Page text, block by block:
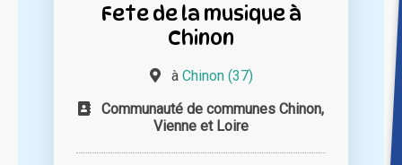
Fete de la musique à
Chinon
à Chinon (37)
Communauté de communes Chinon,
Vienne et Loire